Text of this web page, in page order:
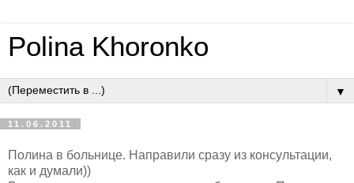
Polina Khoronko
▼
11.06.2011
Полина в больнице. Направили сразу из консультации,
как и думали))